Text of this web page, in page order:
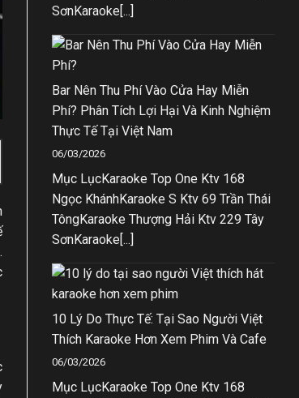
SơnKaraoke[...]
Bar Nên Thu Phí Vào Cửa Hay Miễn
Phí? Phân Tích Lợi Hại Và Kinh Nghiệm
Thực Tế Tại Việt Nam
06/03/2026
Mục LụcKaraoke Top One Ktv 168
Ngọc KhánhKaraoke S Ktv 69 Trần Thái
TôngKaraoke Thượng Hải Ktv 229 Tây
SơnKaraoke[...]
10 Lý Do Thực Tế: Tại Sao Người Việt
Thích Karaoke Hơn Xem Phim Và Cafe
06/03/2026
Mục LụcKaraoke Top One Ktv 168